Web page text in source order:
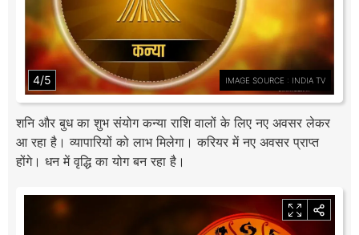
4/5 IMAGE SOURCE : INDIA TV
शनि और बुध का शुभ संयोग कन्या राशि वालों के लिए नए अवसर लेकर
आ रहा है। व्यापारियों को लाभ मिलेगा। करियर में नए अवसर प्राप्त
होंगे। धन में वृद्धि का योग बन रहा है।